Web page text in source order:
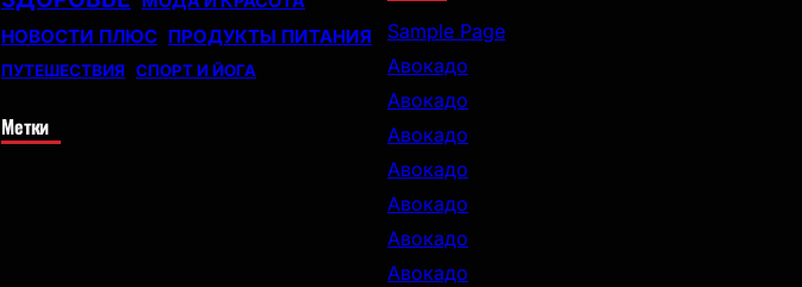
НОВОСТИ ПЛЮС ПРОДУКТЫ ПИТАНИЯ
ПУТЕШЕСТВИЯ СПОРТ И ЙОГА
Метки
r
c
h
Sample Page
Авокадо
Авокадо
Авокадо
Авокадо
Авокадо
Авокадо
Авокадо